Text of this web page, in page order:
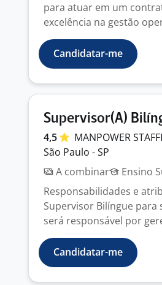
para atuar em um
excelência na gestão
Candidatar-me
Supervisor(A)
4,5 MANPOWER
São Paulo - SP
A combinar
Ensino
Responsabilidades e
Supervisor Bilíngue para
será responsável por
Candidatar-me